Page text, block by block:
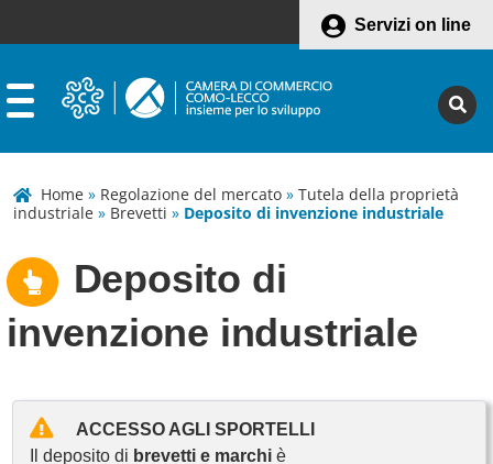
Servizi on line
Home » Regolazione del mercato » Tutela della proprietà
industriale » Brevetti » Deposito di invenzione industriale
Deposito di
invenzione industriale
ACCESSO AGLI SPORTELLI
Il deposito di brevetti e marchi è